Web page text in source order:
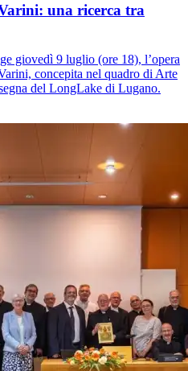
una ricerca tra
giovedì 9 luglio (ore 18), l’opera
concepita nel quadro di Arte
del LongLake di Lugano.